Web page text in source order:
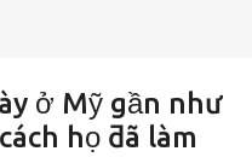
ở Mỹ gần như
họ ƌã làm